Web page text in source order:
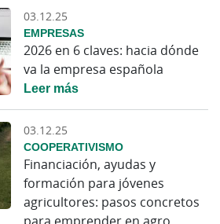
03.12.25
EMPRESAS
2026 en 6 claves: hacia dónde
va la empresa española
Leer más
03.12.25
COOPERATIVISMO
Financiación, ayudas y
formación para jóvenes
agricultores: pasos concretos
para emprender en agro